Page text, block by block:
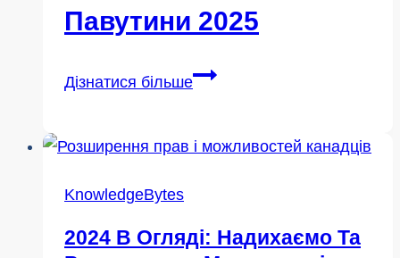
Павутини 2025
Дізнатися більшеДень
2025
KnowledgeBytes
2024 В Огляді: Надихаємо Та